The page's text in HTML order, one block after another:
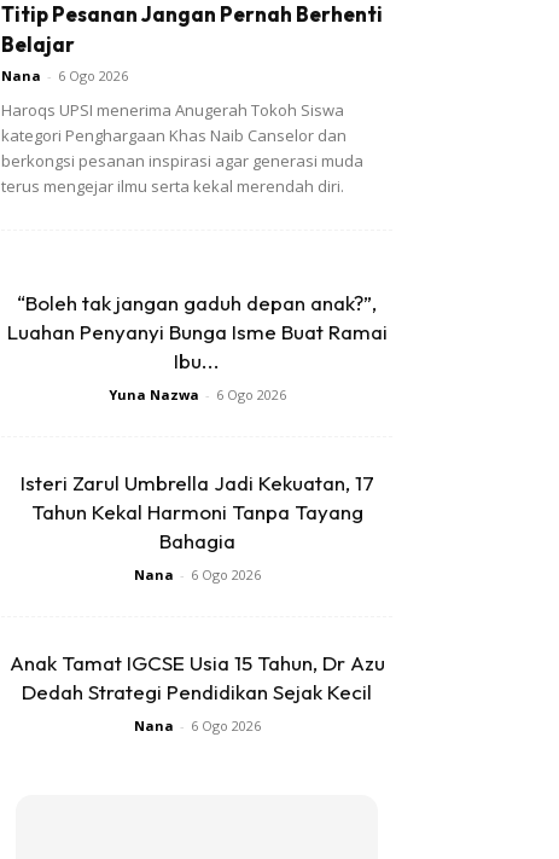
Titip Pesanan Jangan Pernah Berhenti
Belajar
Nana - 6 Ogo 2026
Haroqs UPSI menerima Anugerah Tokoh Siswa
kategori Penghargaan Khas Naib Canselor dan
berkongsi pesanan inspirasi agar generasi muda
terus mengejar ilmu serta kekal merendah diri.
“Boleh tak jangan gaduh depan anak?”,
Luahan Penyanyi Bunga Isme Buat Ramai
Ibu...
Yuna Nazwa - 6 Ogo 2026
Isteri Zarul Umbrella Jadi Kekuatan, 17
Tahun Kekal Harmoni Tanpa Tayang
Bahagia
Nana - 6 Ogo 2026
Anak Tamat IGCSE Usia 15 Tahun, Dr Azu
Dedah Strategi Pendidikan Sejak Kecil
Nana - 6 Ogo 2026